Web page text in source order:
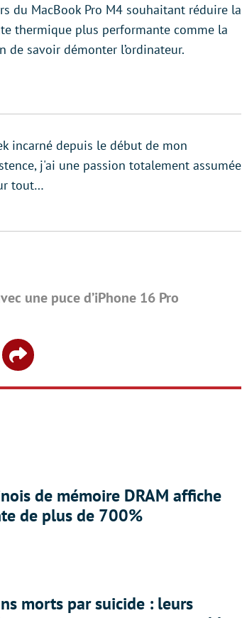
du MacBook Pro M4 souhaitant réduire la
thermique plus performante comme la
savoir démonter l’ordinateur.
incarné depuis le début de mon
j'ai une passion totalement assumée
tout…
une puce d’iPhone 16 Pro
Share
de mémoire DRAM affiche
de plus de 700%
morts par suicide : leurs